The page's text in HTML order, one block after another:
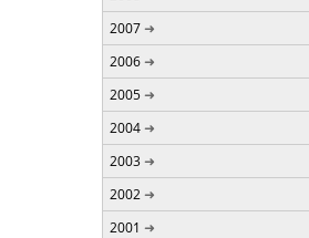
2007
2006
2005
2004
2003
2002
2001